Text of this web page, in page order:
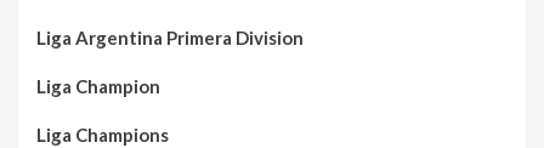
Liga Argentina Primera Division
Liga Champion
Liga Champions